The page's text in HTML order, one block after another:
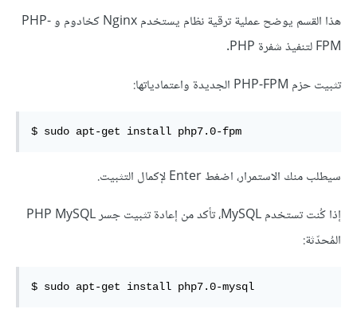
هذا القسم يوضح عملية ترقية نظام يستخدم Nginx كخادوم و PHP-
FPM لتنفيذ شفرة PHP.
تثبيت حزم PHP-FPM الجديدة واعتمادياتها:
$ sudo apt-get install php7.0-fpm
سيطلب منك الاستمرار، اضغط Enter لإكمال التثبيت.
إذا كُنت تستخدم MySQL، تأكد من إعادة تثبيت جسر PHP MySQL
المُحدّثة:
$ sudo apt-get install php7.0-mysql